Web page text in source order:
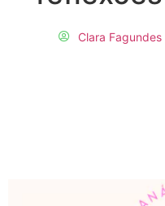
Clara Fagundes